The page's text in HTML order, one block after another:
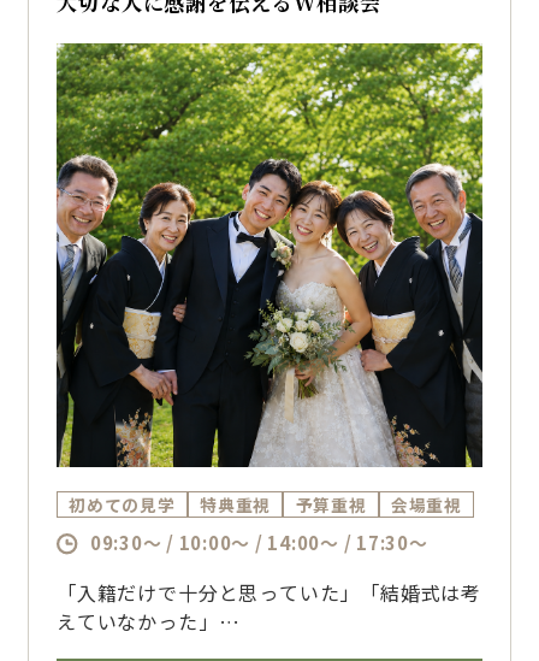
初めての見学 特典重視 予算重視 会場重視
09:30～ / 10:00～ / 14:00～ / 17:30～
「入籍だけで十分と思っていた」「結婚式は考
えていなかった」